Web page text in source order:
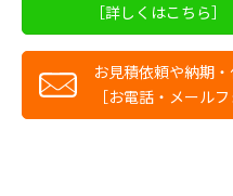
［詳しくはこちら］
お見積依頼や納期
［お電話・メール